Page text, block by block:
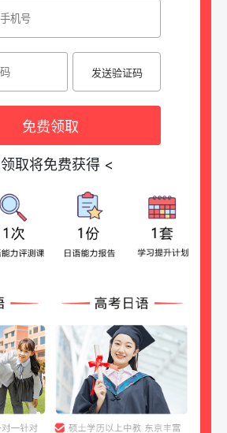
发送验证码
免费领取
领取将免费获得 <